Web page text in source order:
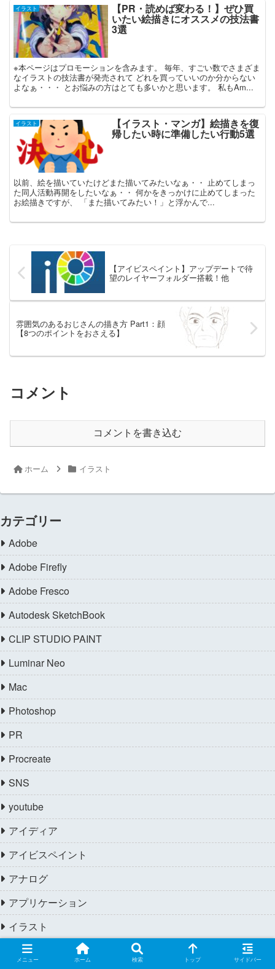
イラスト 【PR・読めば変わる！】ぜひ買
いたい絵描きにオススメの技法書
3選
※本ページはプロモーションを含みます。 毎年、すごい数でさまざま
なイラストの技法書が発売されて どれを買っていいのか分からない
よなぁ・・・ とお悩みの方はとても多いかと思います。 私もAm...
イラスト 【イラスト・マンガ】絵描きを復
帰したい時に準備したい行動5選
以前、絵を描いていたけどまた描いてみたいなぁ・・ 止めてしまっ
た同人活動再開をしたいなぁ・・ 何かをきっかけに止めてしまった
お絵描きですが、 「また描いてみたい！」と浮かんで...
【アイビスペイント】アップデートで待
望のレイヤーフォルダー搭載！他
雰囲気のあるおじさんの描き方 Part1：顔
【8つのポイントをおさえる】
コメント
コメントを書き込む
ホーム イラスト
カテゴリー
Adobe
Adobe Firefly
Adobe Fresco
Autodesk SketchBook
CLIP STUDIO PAINT
Luminar Neo
Mac
Photoshop
PR
Procreate
SNS
youtube
アイディア
アイビスペイント
アナログ
アプリケーション
イラスト
インタビュー
メニュー ホーム 検索 トップ サイドバー